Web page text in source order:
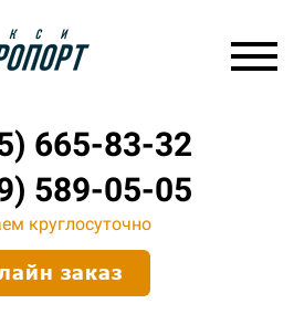
заказ
665-83-32
589-05-05
круглосуточно